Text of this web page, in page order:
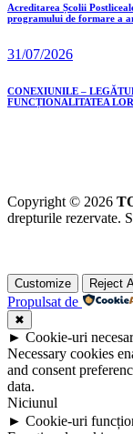
Acreditarea Școlii
programului de formare a
31/07/2026
CONEXIUNILE –
FUNCȚIONALITATEA LOR
Copyright © 2026
drepturile rezervate.
Customize Reject
Propulsat de
✖
► Cookie-uri
Necessary cookies
and consent
data.
Niciunul
► Cookie-uri